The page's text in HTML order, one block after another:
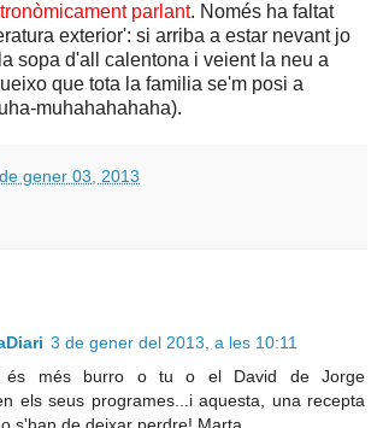
parlant. Només ha faltat
exterior': si arriba a estar nevant jo
sopa d'all calentona i veient la neu a
que tota la familia se'm posi a
muhahahahaha).
gener 03, 2013
3 de gener del 2013, a les 10:11
és més burro o tu o el David de Jorge
els seus programes...i aquesta, una recepta
s'han de deixar perdre! Marta